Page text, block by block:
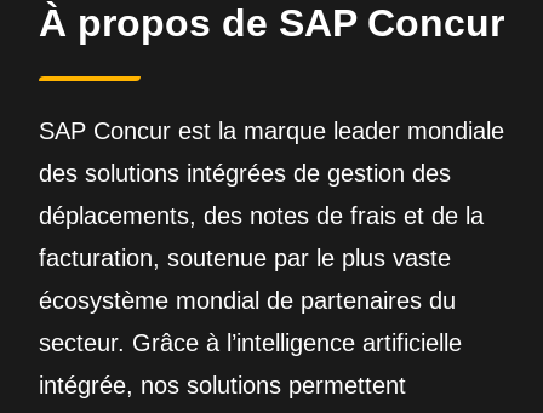
À propos de SAP Concur
SAP Concur est la marque leader mondiale
des solutions intégrées de gestion des
déplacements, des notes de frais et de la
facturation, soutenue par le plus vaste
écosystème mondial de partenaires du
secteur. Grâce à l’intelligence artificielle
intégrée, nos solutions permettent